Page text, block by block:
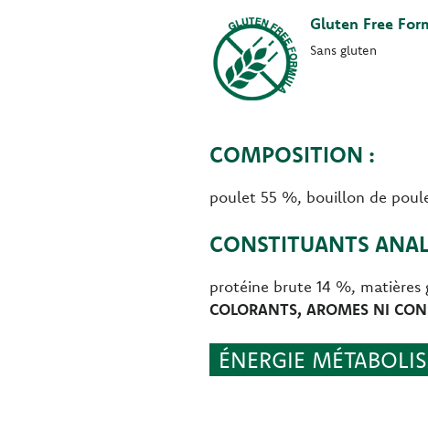
Gluten Free
Sans gluten
COMPOSITION :
poulet 55 %, bouillon de
CONSTITUANTS
protéine brute 14 %, matières
COLORANTS, AROMES NI
ÉNERGIE